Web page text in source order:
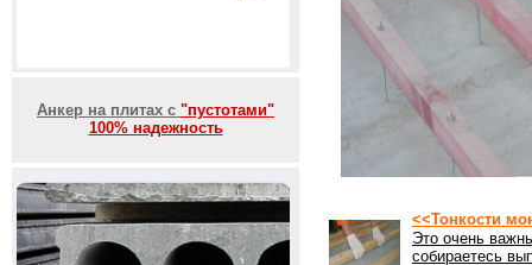
Анкер на плитах с "пустотами"
100% надежность
<<Тонкости
Это очень
собираетесь